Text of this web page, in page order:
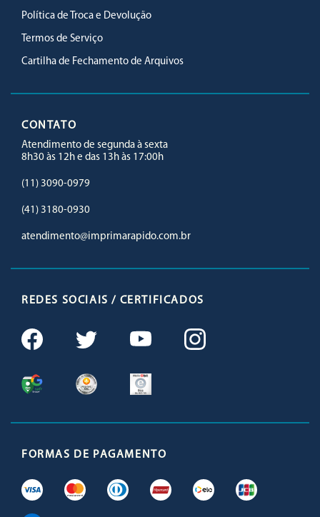
Política de Troca e Devolução
Termos de Serviço
Cartilha de Fechamento de Arquivos
CONTATO
Atendimento de segunda à sexta
8h30 às 12h e das 13h às 17:00h
(11) 3090-0979
(41) 3180-0930
atendimento@imprimarapido.com.br
REDES SOCIAIS / CERTIFICADOS
FORMAS DE PAGAMENTO